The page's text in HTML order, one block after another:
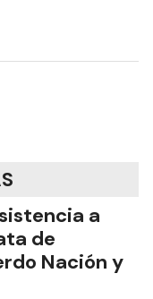
a
de
Nación y